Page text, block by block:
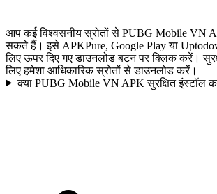
आप कई विश्वसनीय स्रोतों से PUBG Mobile VN
सकते हैं। इसे APKPure, Google Play या
लिए ऊपर दिए गए डाउनलोड बटन पर क्लिक करें।
लिए हमेशा आधिकारिक स्रोतों से डाउनलोड करें।
क्या PUBG Mobile VN APK सुरक्षित इंस्टॉल